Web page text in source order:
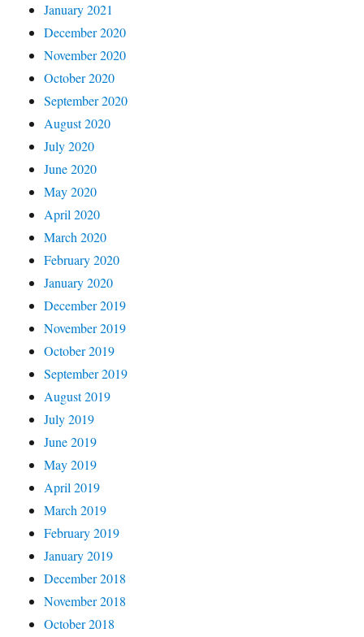
January 2021
December 2020
November 2020
October 2020
September 2020
August 2020
July 2020
June 2020
May 2020
April 2020
March 2020
February 2020
January 2020
December 2019
November 2019
October 2019
September 2019
August 2019
July 2019
June 2019
May 2019
April 2019
March 2019
February 2019
January 2019
December 2018
November 2018
October 2018